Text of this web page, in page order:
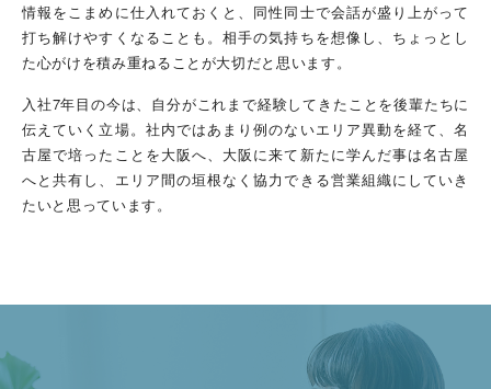
情報をこまめに仕入れておくと、同性同士で会話が盛り上がって
打ち解けやすくなることも。相手の気持ちを想像し、ちょっとし
た心がけを積み重ねることが大切だと思います。
入社7年目の今は、自分がこれまで経験してきたことを後輩たちに
伝えていく立場。社内ではあまり例のないエリア異動を経て、名
古屋で培ったことを大阪へ、大阪に来て新たに学んだ事は名古屋
へと共有し、エリア間の垣根なく協力できる営業組織にしていき
たいと思っています。